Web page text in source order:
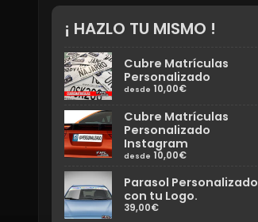
¡ HAZLO TU MISMO !
Cubre Matrículas
Personalizado
desde 10,00€
Cubre Matrículas
Personalizado
Instagram
desde 10,00€
Parasol Personalizado
con tu Logo.
39,00€